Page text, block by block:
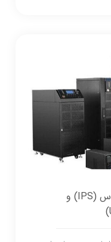
تفاوت‌ها و مزایای آی‌پی‌اس (IPS) و